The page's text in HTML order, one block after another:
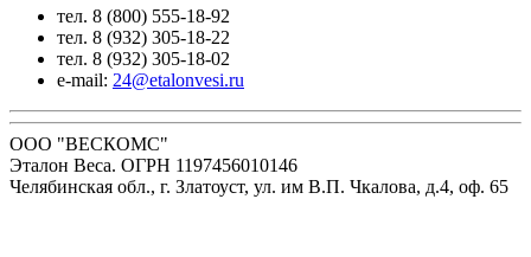
тел. 8 (800) 555-18-92
тел. 8 (932) 305-18-22
тел. 8 (932) 305-18-02
e-mail: 24@etalonvesi.ru
ООО "ВЕСКОМС"
Эталон Веса. ОГРН 1197456010146
Челябинская обл., г. Златоуст, ул. им В.П. Чкалова, д.4, оф. 65